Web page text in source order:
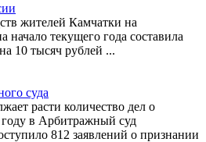
жителей Камчатки на
начало текущего года составила
10 тысяч рублей ...
суда
расти количество дел о
году в Арбитражный суд
812 заявлений о признании